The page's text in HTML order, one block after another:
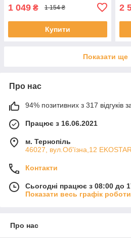
1 049 ₴ 1 154 ₴
Купити
2
Показати ще
Про нас
94% позитивних з 317 відгуків
Працює з 16.06.2021
м. Тернопіль
46027, вул.Об'їзна,12
Контакти
Сьогодні працює з 08:00 до
Показати весь графік роботи
Про нас